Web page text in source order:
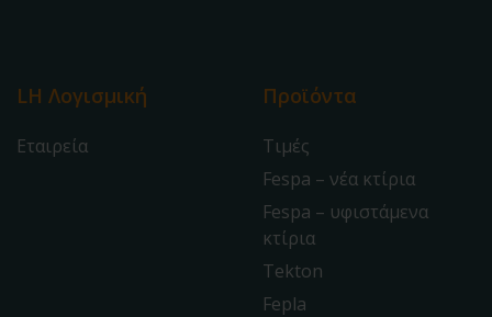
LH Λογισμική
Εταιρεία
Προϊόντα
Τιμές
Fespa – νέα κτίρια
Fespa – υφιστάμενα
κτίρια
Tekton
Fepla